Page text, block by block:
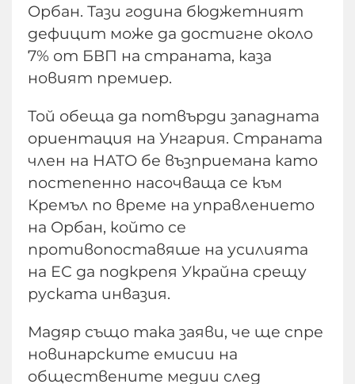
Орбан. Тази година бюджетният
дефицит може да достигне около
7% от БВП на страната, каза
новият премиер.
Той обеща да потвърди западната
ориентация на Унгария. Страната
член на НАТО бе възприемана като
постепенно насочваща се към
Кремъл по време на управлението
на Орбан, който се
противопоставяше на усилията
на ЕС да подкрепя Украйна срещу
руската инвазия.
Мадяр също така заяви, че ще спре
новинарските емисии на
обществените медии след